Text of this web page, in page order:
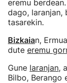
eremu
dago, laranjan,
tasarekin.
Bizkaian,
dute eremu
Gune laranjan,
Bilbo, Berango